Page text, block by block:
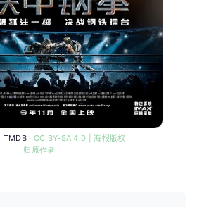
TMDB· CC BY-SA 4.0 | 海报版权
归原作者